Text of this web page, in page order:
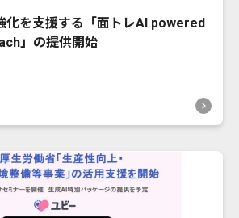
化を支援する「面トレAI powered
」の提供開始